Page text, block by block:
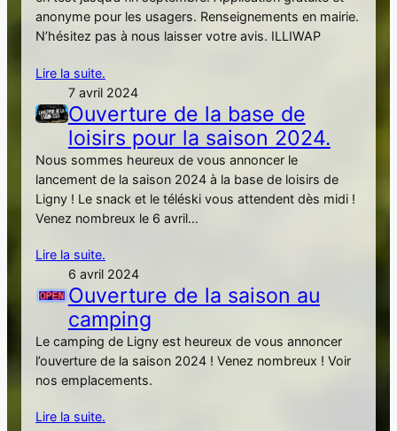
anonyme pour les usagers. Renseignements en mairie.
N’hésitez pas à nous laisser votre avis. ILLIWAP
Lire la suite.
7 avril 2024
Ouverture de la base de
loisirs pour la saison 2024.
Nous sommes heureux de vous annoncer le
lancement de la saison 2024 à la base de loisirs de
Ligny ! Le snack et le téléski vous attendent dès midi !
Venez nombreux le 6 avril…
Lire la suite.
6 avril 2024
Ouverture de la saison au
camping
Le camping de Ligny est heureux de vous annoncer
l’ouverture de la saison 2024 ! Venez nombreux ! Voir
nos emplacements.
Lire la suite.